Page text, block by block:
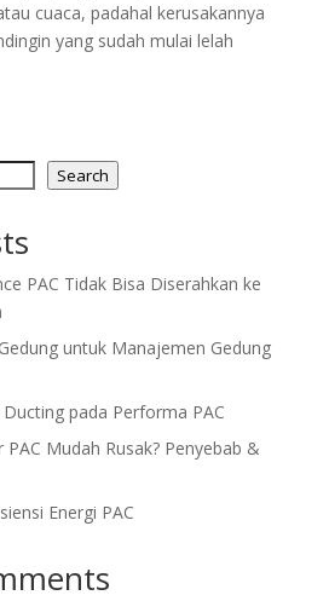
cuaca, padahal kerusakannya
yang sudah mulai lelah
Search
PAC Tidak Bisa Diserahkan ke
untuk Manajemen Gedung
pada Performa PAC
Mudah Rusak? Penyebab &
Energi PAC